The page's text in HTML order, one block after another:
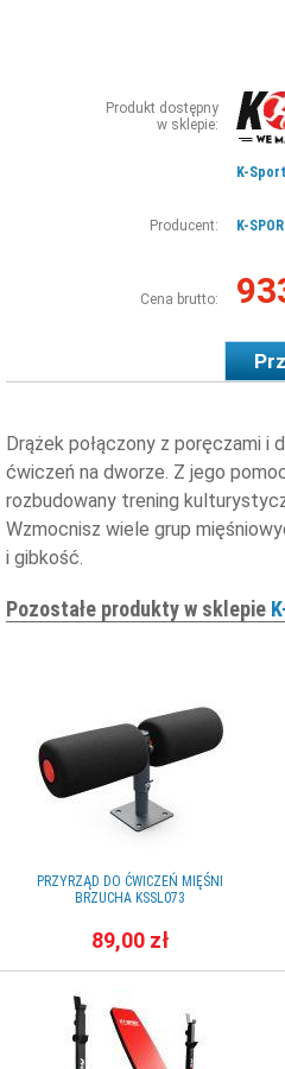
Produkt dostępny
w sklepie:
K-
Producent: K-
Cena brutto:
Drążek połączony z poręczami i
ćwiczeń na dworze. Z jego
rozbudowany trening
Wzmocnisz wiele grup
i gibkość.
Pozostałe produkty w sklepie
PRZYRZĄD DO ĆWICZEŃ MIĘŚNI
BRZUCHA KSSL073
89,00 zł